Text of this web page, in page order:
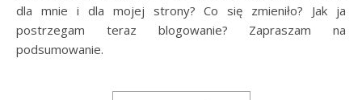
dla mnie i dla mojej strony? Co się zmieniło? Jak ja
postrzegam teraz blogowanie? Zapraszam na
podsumowanie.